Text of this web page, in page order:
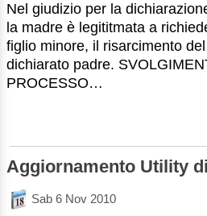
Nel giudizio per la
la madre è legititmata a
figlio minore, il risarcimento
dichiarato padre.
PROCESSO…
Aggiornamento Utility
Sab 6 Nov 2010